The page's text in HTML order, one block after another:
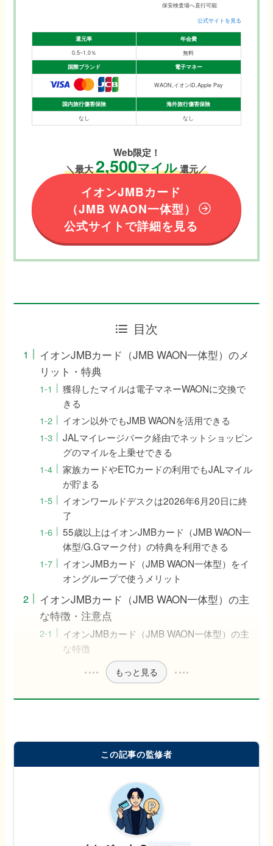
保安検査場へ直行可能
公式サイトを見る
還元率
年会費
0.5~1.0％
無料
国際ブランド
電子マネー
WAON,イオンiD,Apple Pay
国内旅行傷害保険
海外旅行傷害保険
なし
なし
Web限定！
＼最大2,500マイル還元／
イオンJMBカード
（JMB WAON一体型）
公式サイトで詳細を見る
目次
イオンJMBカード（JMB WAON一体型）のメ
リット・特典
獲得したマイルは電子マネーWAONに交換で
きる
イオン以外でもJMB WAONを活用できる
JALマイレージパーク経由でネットショッピン
グのマイルを上乗せできる
家族カードやETCカードの利用でもJALマイル
が貯まる
イオンワールドデスクは2026年6月20日に終
了
55歳以上はイオンJMBカード（JMB WAON一
体型/G.Gマーク付）の特典を利用できる
イオンJMBカード（JMB WAON一体型）をイ
オングループで使うメリット
イオンJMBカード（JMB WAON一体型）の主
な特徴・注意点
イオンJMBカード（JMB WAON一体型）の主
な特徴
もっと見る
この記事の監修者